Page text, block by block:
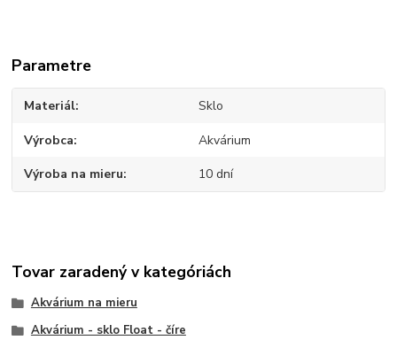
Parametre
Materiál Sklo
Výrobca Akvárium
Výroba na mieru 10 dní
Tovar zaradený v kategóriách
Akvárium na mieru
Akvárium - sklo Float - číre